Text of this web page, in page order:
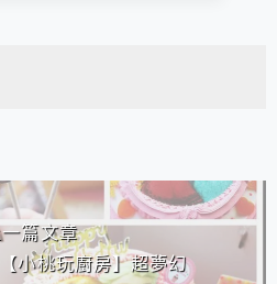
一篇文章
小桃玩廚房】超夢幻